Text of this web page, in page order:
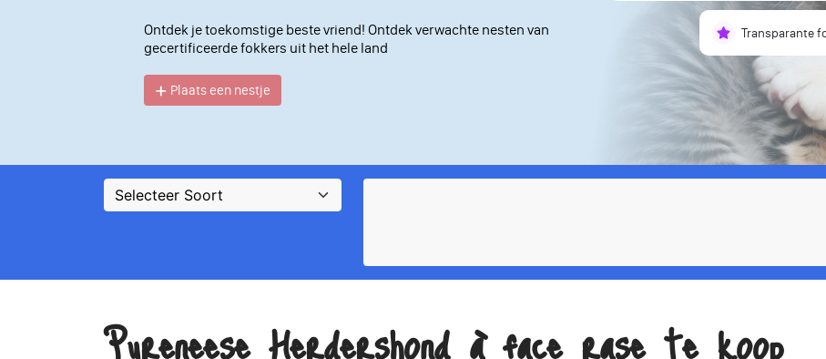
Ontdek je toekomstige beste vriend! Ontdek verwachte nesten van
gecertificeerde fokkers uit het hele land
Plaats een nestje
Transparante
Pyreneese Herdershond à face rase te koop